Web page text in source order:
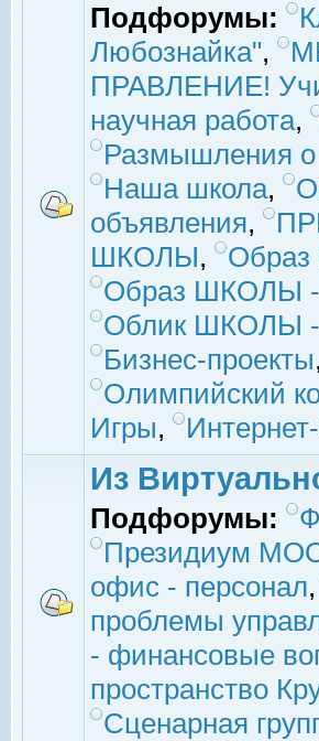
Подфорумы:
Любознайка",
ПРАВЛЕНИЕ!
научная работа,
Размышления
Наша школа,
объявления,
ШКОЛЫ,
Образ ШКОЛЫ -
Облик ШКОЛЫ -
Бизнес-проекты,
Олимпийский
Игры,
Из
Подфорумы:
Президиум
офис - персонал,
проблемы
- финансовые
пространство
Сценарная